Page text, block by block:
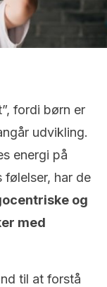
fordi børn er
udvikling.
energi på
følelser, har de
og
med
til at forstå